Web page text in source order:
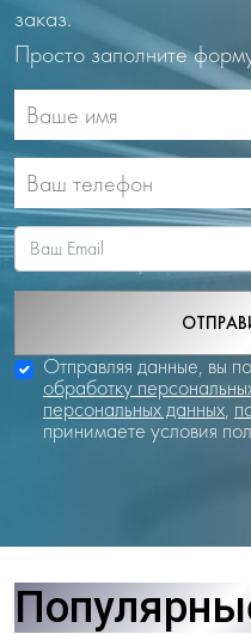
заказ.
Просто заполните
Отправляя данные, вы
обработку
персональных данных,
принимаете условия